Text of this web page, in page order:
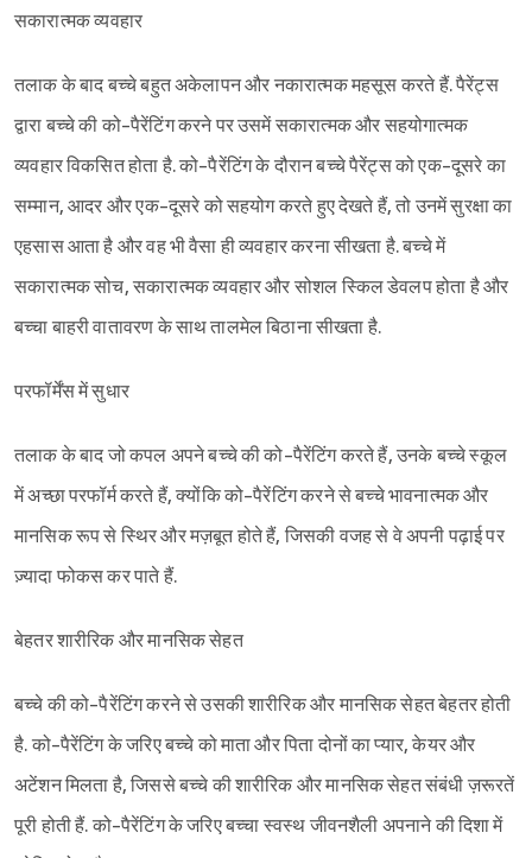
सकारात्मक व्यवहार
तलाक के बाद बच्चे बहुत अकेलापन और नकारात्मक महसूस करते हैं. पैरेंट्स
द्वारा बच्चे की को-पैरेंटिंग करने पर उसमें सकारात्मक और सहयोगात्मक
व्यवहार विकसित होता है. को-पैरेंटिंग के दौरान बच्चे पैरेंट्स को एक-दूसरे का
सम्मान, आदर और एक-दूसरे को सहयोग करते हुए देखते हैं, तो उनमें सुरक्षा का
एहसास आता है और वह भी वैसा ही व्यवहार करना सीखता है. बच्चे में
सकारात्मक सोच, सकारात्मक व्यवहार और सोशल स्किल डेवलप होता है और
बच्चा बाहरी वातावरण के साथ तालमेल बिठाना सीखता है.
परफॉर्मेंस में सुधार
तलाक के बाद जो कपल अपने बच्चे की को-पैरेंटिंग करते हैं, उनके बच्चे स्कूल
में अच्छा परफॉर्म करते हैं, क्योंकि को-पैरेंटिंग करने से बच्चे भावनात्मक और
मानसिक रूप से स्थिर और मज़बूत होते हैं, जिसकी वजह से वे अपनी पढ़ाई पर
ज़्यादा फोकस कर पाते हैं.
बेहतर शारीरिक और मानसिक सेहत
बच्चे की को-पैरेंटिंग करने से उसकी शारीरिक और मानसिक सेहत बेहतर होती
है. को-पैरेंटिंग के जरिए बच्चे को माता और पिता दोनों का प्यार, केयर और
अटेंशन मिलता है, जिससे बच्चे की शारीरिक और मानसिक सेहत संबंधी ज़रूरतें
पूरी होती हैं. को-पैरेंटिंग के जरिए बच्चा स्वस्थ जीवनशैली अपनाने की दिशा में